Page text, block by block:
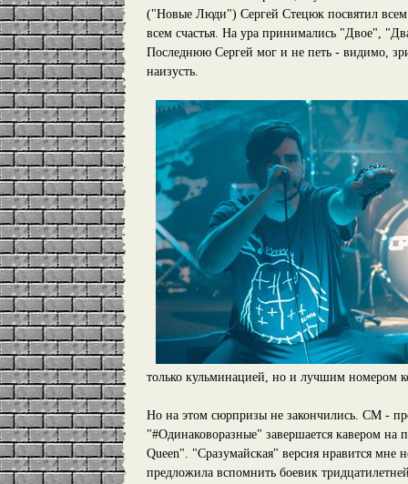
("Новые Люди") Сергей Стецюк посвятил
всем счастья. На ура принимались "Двое",
Последнюю Сергей мог и не петь - видимо,
наизусть.
только кульминацией, но и лучшим номером
Но на этом сюрпризы не закончились. СМ -
"#Одинаковоразные" завершается кавером
Queen". "Сразумайская" версия нравится
предложила вспомнить боевик